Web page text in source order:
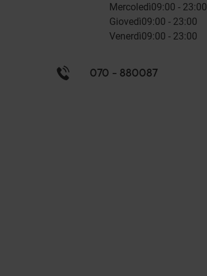
Mercoledì09:00 - 23:00
Giovedì09:00 - 23:00
Venerdì09:00 - 23:00
070 - 880087